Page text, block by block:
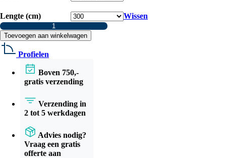
Lengte (cm)
Wissen
MD
Startprofiel
horizontale
bekleding
Toevoegen aan winkelwagen
Profielen
Boven 750,-
gratis verzending
Verzending in
2 tot 5 werkdagen
Advies nodig?
Vraag een gratis
offerte aan